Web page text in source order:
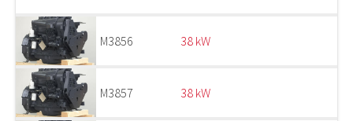
M3856 38 kW
M3857 38 kW